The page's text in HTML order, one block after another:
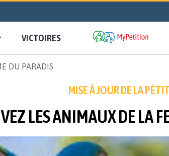
VICTOIRES
DU PARADIS
MISE À JOUR DE LA
LES ANIMAUX DE LA